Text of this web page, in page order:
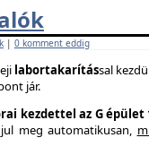
| 0 komment eddig
labortakarítással
jár.
kezdettel az G épület
meg automatikusan,